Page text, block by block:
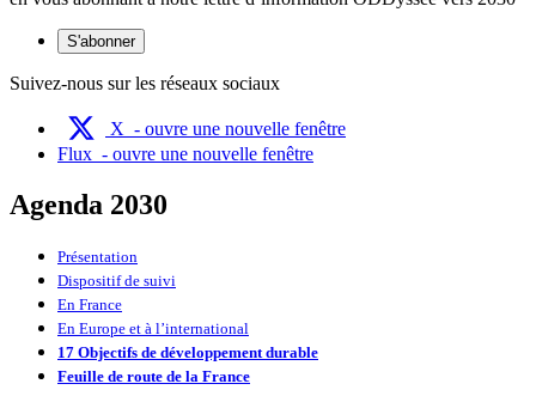
S'abonner
Suivez-nous sur les réseaux sociaux
X - ouvre une nouvelle fenêtre
Flux - ouvre une nouvelle fenêtre
Agenda 2030
Présentation
Dispositif de suivi
En France
En Europe et à l’international
17 Objectifs de développement durable
Feuille de route de la France